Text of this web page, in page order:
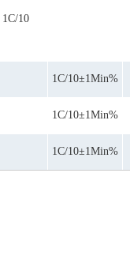
1C/10
1C/10±1Min%
1C/10±1Min%
1C/10±1Min%